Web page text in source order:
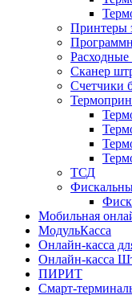
Принтеры
Сканер
Счетчики
ТСД
Мобильная
МодульКасса
Онлайн-касса
Онлайн-касса
ПИРИТ
Смарт-